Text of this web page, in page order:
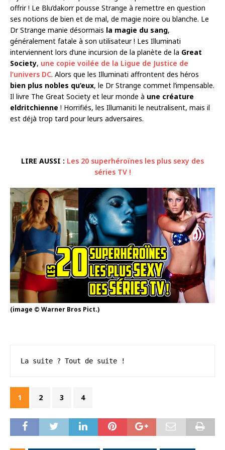
offrir ! Le Blu’dakorr pousse Strange à remettre en question
ses notions de bien et de mal, de magie noire ou blanche. Le
Dr Strange manie désormais la magie du sang,
généralement fatale à son utilisateur ! Les Illuminati
interviennent lors d’une incursion de la planète de la Great
Society, une copie voilée de la Ligue de Justice de
l’univers DC. Alors que les Illuminati affrontent des héros
bien plus nobles qu’eux, le Dr Strange commet l’impensable.
Il livre The Great Society et leur monde à une créature
eldritchienne ! Horrifiés, les Illumaniti le neutralisent, mais il
est déjà trop tard pour leurs adversaires.
LIRE AUSSI : Les 20 superhéroïnes les plus sexy des
séries TV !
(image © Warner Bros Pict.)
La suite ? Tout de suite !
1 2 3 4